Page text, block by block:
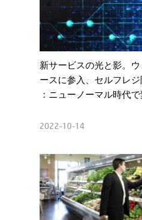
新サービスの光と影。
ースに参入、セルフレ
：ニューノーマル時代
2022-10-14